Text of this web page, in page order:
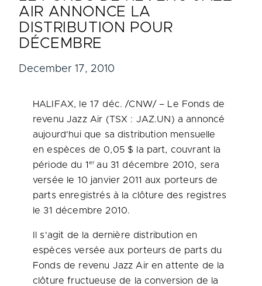
AIR ANNONCE LA
DISTRIBUTION POUR
DÉCEMBRE
December 17, 2010
HALIFAX, le 17 déc. /CNW/ – Le Fonds de
revenu Jazz Air (TSX : JAZ.UN) a annoncé
aujourd'hui que sa distribution mensuelle
en espèces de 0,05 $ la part, couvrant la
période du 1 er au 31 décembre 2010, sera
versée le 10 janvier 2011 aux porteurs de
parts enregistrés à la clôture des registres
le 31 décembre 2010.
Il s'agit de la dernière distribution en
espèces versée aux porteurs de parts du
Fonds de revenu Jazz Air en attente de la
clôture fructueuse de la conversion de la